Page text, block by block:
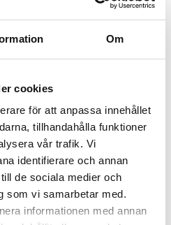
Om
cookies
för att anpassa innehållet
tillhandahålla funktioner
vår trafik. Vi
identifierare och annan
de sociala medier och
som vi samarbetar med.
informationen med annan